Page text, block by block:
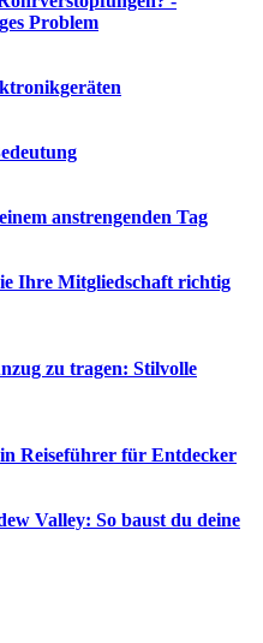
Problem
anstrengenden Tag
Ihre Mitgliedschaft richtig
zu tragen: Stilvolle
Reiseführer für Entdecker
Valley: So baust du deine